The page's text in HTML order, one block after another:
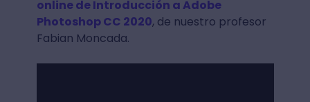
online de Introducción a Adobe
Photoshop CC 2020, de nuestro profesor
Fabian Moncada.